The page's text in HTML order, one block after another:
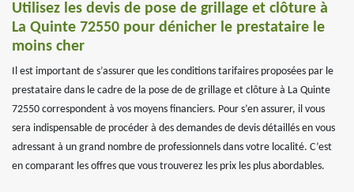
Utilisez les devis de pose de grillage et clôture à
La Quinte 72550 pour dénicher le prestataire le
moins cher
Il est important de s’assurer que les conditions tarifaires proposées par le
prestataire dans le cadre de la pose de de grillage et clôture à La Quinte
72550 correspondent à vos moyens financiers. Pour s’en assurer, il vous
sera indispensable de procéder à des demandes de devis détaillés en vous
adressant à un grand nombre de professionnels dans votre localité. C’est
en comparant les offres que vous trouverez les prix les plus abordables.